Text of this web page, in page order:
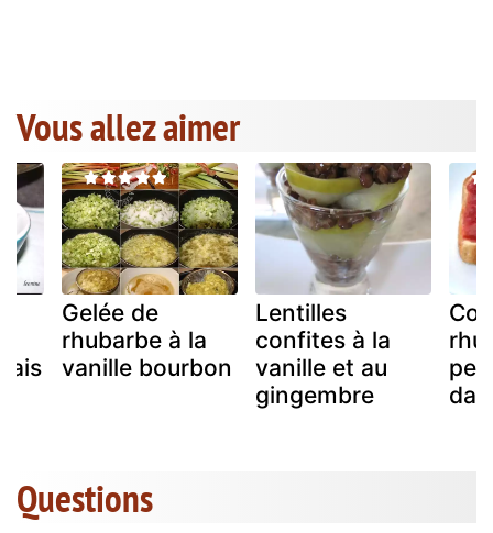
Vous allez aimer
Gelée de
rhubarbe à la
vanille bourbon
Lentilles
confites à la
vanille et au
gingembre
Questions